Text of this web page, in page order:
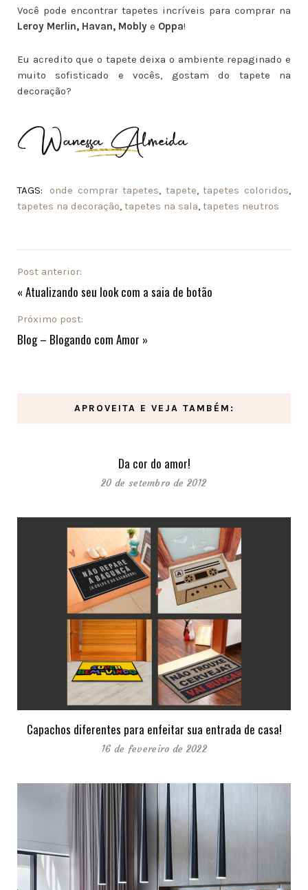
Você pode encontrar tapetes incríveis para comprar na
Leroy Merlin, Havan, Mobly e Oppa!
Eu acredito que o tapete deixa o ambiente repaginado e
muito sofisticado e vocês, gostam do tapete na
decoração?
TAGS: onde comprar tapetes tapete ,tapetes coloridos
tapetes na decoração tapetes na sala tapetes neutros
Post anterior:
« Atualizando seu look com a saia de botão
Próximo post:
Blog – Blogando com Amor »
APROVEITA E VEJA TAMBÉM:
Da cor do amor!
20 de setembro de 2012
Capachos diferentes para enfeitar sua entrada de casa!
16 de fevereiro de 2022